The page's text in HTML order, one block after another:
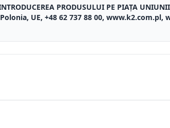
PRODUSULUI PE PIAȚA
UE, +48 62 737 88 00, www.k2.com.pl,